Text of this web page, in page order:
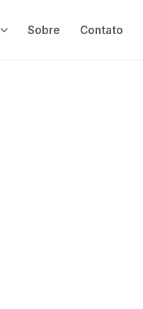
Sobre Contato